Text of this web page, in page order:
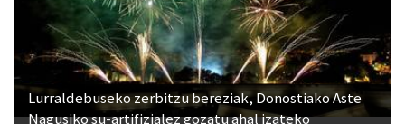
Lurraldebuseko zerbitzu bereziak, Donostiako Aste
Nagusiko su-artifizialez gozatu ahal izateko